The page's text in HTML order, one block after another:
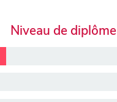
Niveau de diplôme